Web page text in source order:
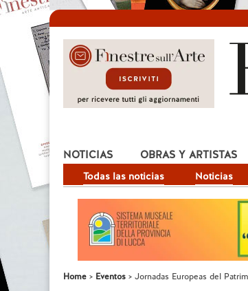
NOTICIAS
Todas las noticias Noticias
OBRAS Y ARTISTAS
Home Eventos Jornadas Europeas del